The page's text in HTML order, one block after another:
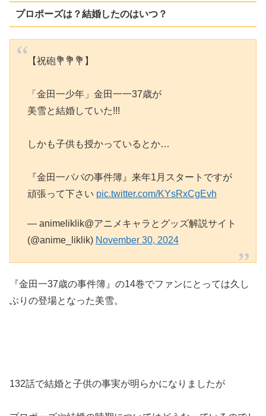
プロポーズは？結婚したのはいつ？
【祝砲💐💐💐】
「金田一少年」金田一一37歳が
美雪と結婚していた!!!
しかも子供も授かっているとか…
『金田一パパの事件簿』来年1月スタートですが
頑張って下さい pic.twitter.com/KYsRxCgEvh
— animeliklik@アニメキャラとグッズ解説サイト
(@anime_liklik) November 30, 2024
『金田一37歳の事件簿』の14巻でファンにとっては久し
ぶりの登場となった美雪。
132話で結婚と子供の事実が明らかになりましたが